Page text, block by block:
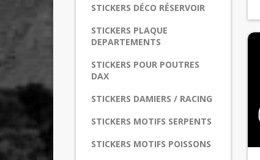
STICKERS DÉCO RÉSERVOIR
STICKERS PLAQUE
DEPARTEMENTS
STICKERS POUR POUTRES
DAX
STICKERS DAMIERS / RACING
STICKERS MOTIFS SERPENTS
STICKERS MOTIFS POISSONS